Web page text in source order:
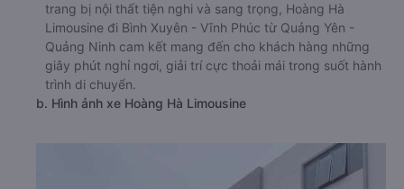
trang bị nội thất tiện nghi và sang trọng, Hoàng Hà
Limousine đi Bình Xuyên - Vĩnh Phúc từ Quảng Yên -
Quảng Ninh cam kết mang đến cho khách hàng những
giây phút nghỉ ngơi, giải trí cực thoải mái trong suốt hành
trình di chuyển.
b. Hình ảnh xe Hoàng Hà Limousine